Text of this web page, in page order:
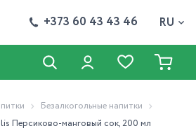
+373 60 43 43 46 RU
Безалкогольные напитки
Персиково-манговый сок, 200 мл